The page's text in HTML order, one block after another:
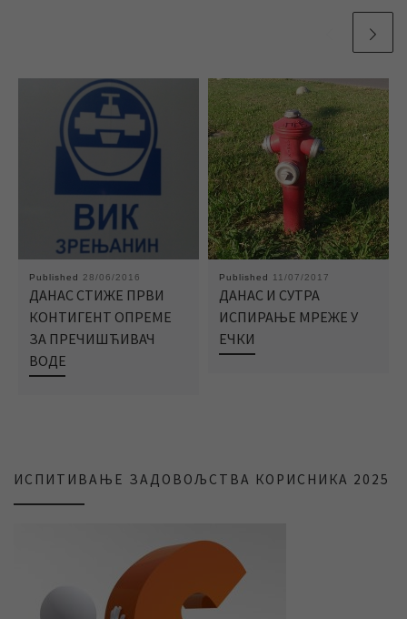
Published 28/06/2016
ДАНАС СТИЖЕ ПРВИ
КОНТИГЕНТ ОПРЕМЕ
ЗА ПРЕЧИШЋИВАЧ
ВОДЕ
Published 11/07/2017
ДАНАС И СУТРА
ИСПИРАЊЕ МРЕЖЕ У
ЕЧКИ
ИСПИТИВАЊЕ ЗАДОВОЉСТВА КОРИСНИКА 2025